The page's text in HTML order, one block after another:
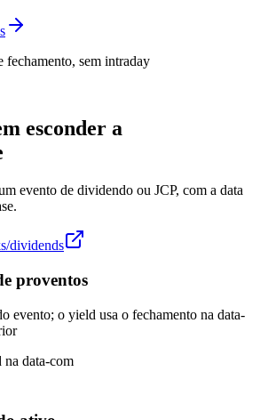
fechamento, sem intraday
esconder a
evento de dividendo ou JCP, com a data
dividends
proventos
evento; o yield usa o fechamento na data-
na data-com